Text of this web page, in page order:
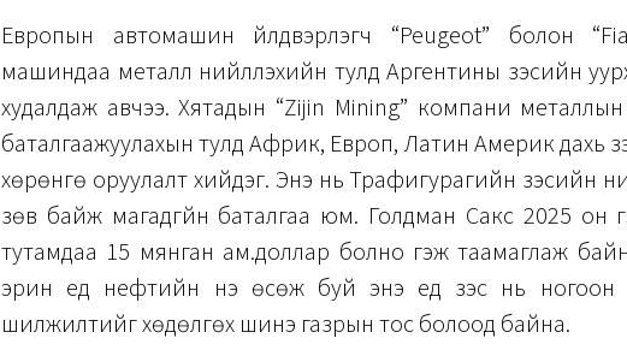
Европын автомашин үйлдвэрлэгч “Peugeot” болон
машиндаа металл нийлүүлэхийн тулд Аргентины зэсийн
худалдаж авчээ. Хятадын “Zijin Mining” компани металлын
баталгаажуулахын тулд Африк, Европ, Латин Америк дахь
хөрөнгө оруулалт хийдэг. Энэ нь Трафигурагийн зэсийн
зөв байж магадгүйн баталгаа юм. Голдман Сакс 2025 он
тутамдаа 15 мянган ам.доллар болно гэж таамаглаж
эрин үед нефтийн үнэ өсөж буй энэ үед зэс нь ногоон
шилжилтийг хөдөлгөх шинэ газрын тос болоод байна.